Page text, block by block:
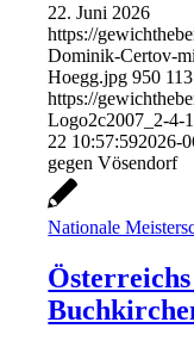
22. Juni 2026
https://
Dominik-Certov-
Hoegg.jpg 950
https://
Logo2c2007_2-4-
22 10:57:592026-
gegen Vösendorf
Nationale